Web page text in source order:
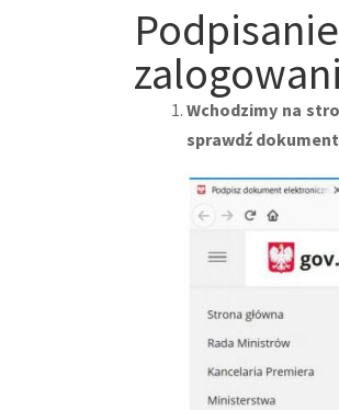
Wchodzimy na
sprawdź dokument